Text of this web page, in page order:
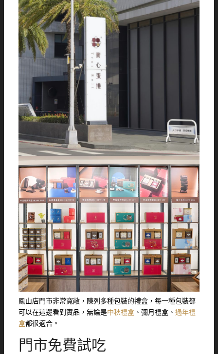
鳳山店門市非常寬敞，陳列多種包裝的禮盒，每一種包裝都
可以在這邊看到實品，無論是中秋禮盒 、彌月禮盒、 過年禮
盒都很適合。
門市免費試吃